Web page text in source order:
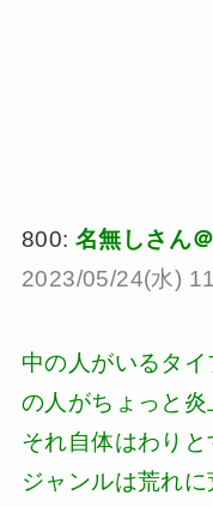
800: 名無しさん
2023/05/24(水)
中の人がいるタ
の人がちょっと
それ自体はわり
ジャンルは荒れ